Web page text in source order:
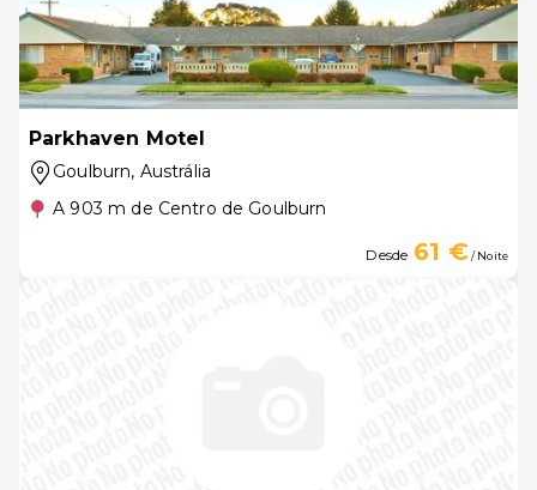
Parkhaven Motel
Goulburn, Austrália
A 903 m de Centro de Goulburn
Desde 61 €/ Noite